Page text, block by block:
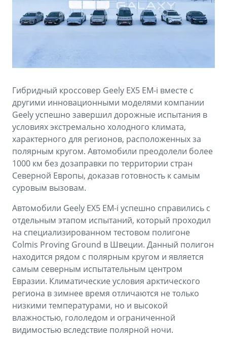
OKAVANGO
PREFACE
от 3 079 990 ₽*
GEELY EX5
от 3 769 990 ₽*
Аксессуары
Зарядные устройства
ФИНАНСЫ И УСЛУГИ
Расчет КАСКО
Страхование
GEELY Лизинг
Советы по эксплуатации
Спецпредложения
ПОДДЕРЖКА
Гарантия Geely
Сервисная книжка
Вопросы и ответы
Гибридный кроссовер Geely EX5 EM-i вместе с
другими инновационными моделями компании
Geely успешно завершил дорожные испытания в
условиях экстремально холодного климата,
характерного для регионов, расположенных за
полярным кругом. Автомобили преодолели более
1000 км без дозаправки по территории стран
Северной Европы, доказав готовность к самым
суровым вызовам.
Автомобили Geely EX5 EM-i успешно справились с
отдельным этапом испытаний, который проходил
на специализированном тестовом полигоне
Colmis Proving Ground в Швеции. Данный полигон
находится рядом с полярным кругом и является
самым северным испытательным центром
Евразии. Климатические условия арктического
региона в зимнее время отличаются не только
низкими температурами, но и высокой
влажностью, гололедом и ограниченной
видимостью вследствие полярной ночи.